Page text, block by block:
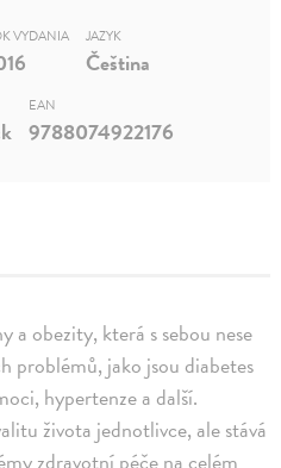
a obezity, která s sebou nese
problémů, jako jsou diabetes
hypertenze a další.
života jednotlivce, ale stává
VYDANIA JAZYK
Čeština
EAN
9788074922176